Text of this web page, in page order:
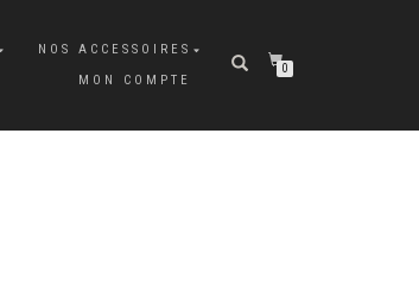
NOS ACCESSOIRES
MON COMPTE
0